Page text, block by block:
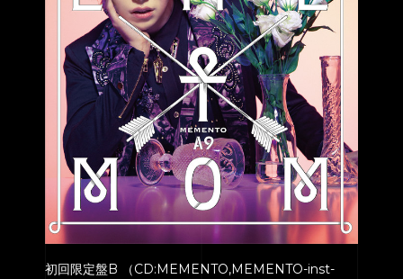
初回限定盤B （CD:MEMENTO,MEMENTO-inst-